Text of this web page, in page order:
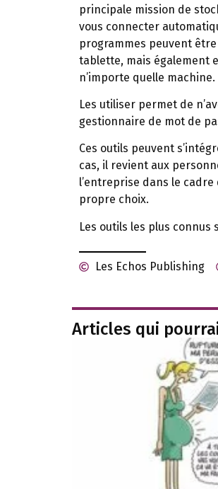
principale mission de
vous connecter
programmes peuvent être
tablette, mais également
n’importe quelle machine.
Les utiliser permet de
gestionnaire de mot de
Ces outils peuvent
cas, il revient aux
l’entreprise dans le
propre choix.
Les outils les plus connus
Les Echos Publishing
Articles qui